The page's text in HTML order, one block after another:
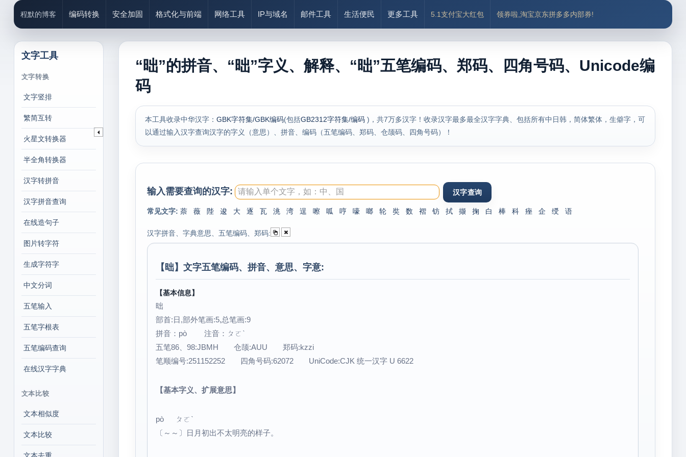
程默的博客 编码转换 安全加固 格式化与前端 网络工具 IP与域名 邮件工具 生活便民 更多工具 5.1支付宝大红包 领券啦,淘宝京东拼多多内部券!
文字工具
文字转换
文字竖排
繁简互转
火星文转换器
半全角转换器
汉字转拼音
汉字拼音查询
在线造句子
图片转字符
生成字符字
中文分词
五笔输入
五笔字根表
五笔编码查询
在线汉字字典
文本比较
文本相似度
文本比较
“昢”的拼音、“昢”字义、解释、“昢”五笔编码、郑码、四角号码、Unicode编
码
本工具收录中华汉字： GBK字符集/GBK编码(包括GB2312字符集/编码 )，共7万多汉字！收录汉字最多最全汉字字典、包括所有中日韩，简体繁体，生僻字，可
以通过输入汉字查询汉字的字义（意思）、拼音、编码（五笔编码、郑码、仓颉码、四角号码）！
输入需要查询的汉字:
常见文字: 萘 薇 陛 逡 大 逐 瓦 洮 湾 逞 嚓 呱 哼 嚎 啷 轮 奘 数 褶 钫 拭 撷 掬 白 棒 科 痤 企 绶 语
汉字拼音、字典意思、五笔编码、郑码:
【昢】文字五笔编码、拼音、意思、字意:
【基本信息】
昢
部首:日,部外笔画:5,总笔画:9
拼音：pò 注音：ㄆㄛˋ
五笔86、98:JBMH 仓颉:AUU 郑码:kzzi
笔顺编号:251152252 四角号码:62072 UniCode:CJK 统一汉字 U 6622
【基本字义、扩展意思】
pò ㄆㄛˋ
〔～～〕日月初出不太明亮的样子。